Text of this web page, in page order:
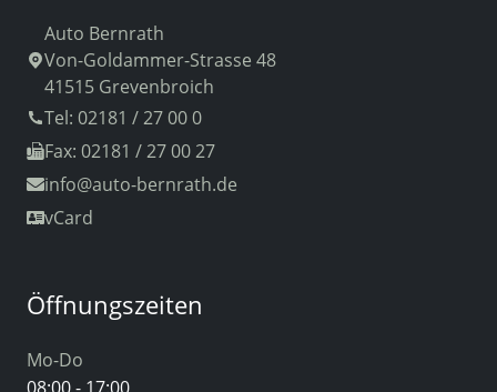
Auto Bernrath
Von-Goldammer-Strasse 48
41515 Grevenbroich
Tel: 02181 / 27 00 0
Fax: 02181 / 27 00 27
info@auto-bernrath.de
vCard
Öffnungszeiten
Mo-Do